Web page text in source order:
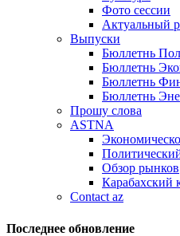
Фото сессии
Актуальный
Выпуски
Бюллетнь
Бюллетнь
Бюллетнь
Бюллетнь
Прошу слова
ASTNA
Обзор рынков
Карабахский
Contact az
Последнее обновление